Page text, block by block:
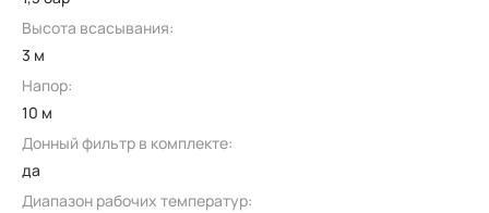
Высота всасывания:
3 м
Напор:
10 м
Донный фильтр в комплекте:
да
Диапазон рабочих температур: